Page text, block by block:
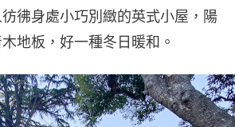
彿身處小巧別緻的英式小屋，陽
地板，好一種冬日暖和。